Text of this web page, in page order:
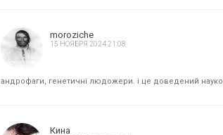
moroziche
15 НОЯБРЯ 2024 21:08
андрофаги, генетичні людожери. і це доведений
Кина